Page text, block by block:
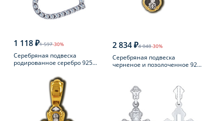
1 118 ₽1 597-30%
Серебряная подвеска
родированное серебро 925
2 834 ₽4 048-30%
Серебряная подвеска
черненое и позолоченное 925